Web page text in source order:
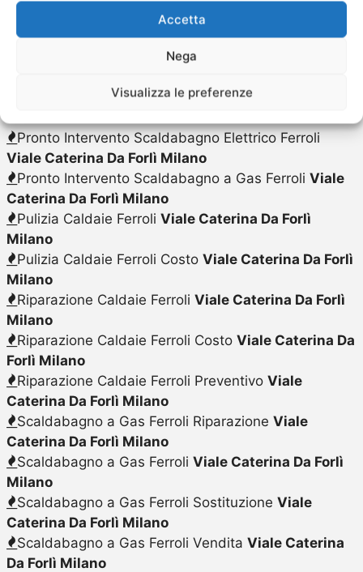
Accetta
Nega
Visualizza le preferenze
Pronto Intervento Caldaie Ferroli
Forlì Milano
Pronto Intervento Scalda Acqua Elettrico Ferroli
Pronto Intervento Scalda Acqua a Gas Ferroli
Pronto Intervento Scaldabagno Elettrico Ferroli
Viale Caterina Da Forlì Milano
Pronto Intervento Scaldabagno a Gas Ferroli Viale
Caterina Da Forlì Milano
Pulizia Caldaie Ferroli Viale Caterina Da Forlì
Milano
Pulizia Caldaie Ferroli Costo Viale Caterina Da Forlì
Milano
Riparazione Caldaie Ferroli Viale Caterina Da Forlì
Milano
Riparazione Caldaie Ferroli Costo Viale Caterina Da
Forlì Milano
Riparazione Caldaie Ferroli Preventivo Viale
Caterina Da Forlì Milano
Scaldabagno a Gas Ferroli Riparazione Viale
Caterina Da Forlì Milano
Scaldabagno a Gas Ferroli Viale Caterina Da Forlì
Milano
Scaldabagno a Gas Ferroli Sostituzione Viale
Caterina Da Forlì Milano
Scaldabagno a Gas Ferroli Vendita Viale Caterina
Da Forlì Milano